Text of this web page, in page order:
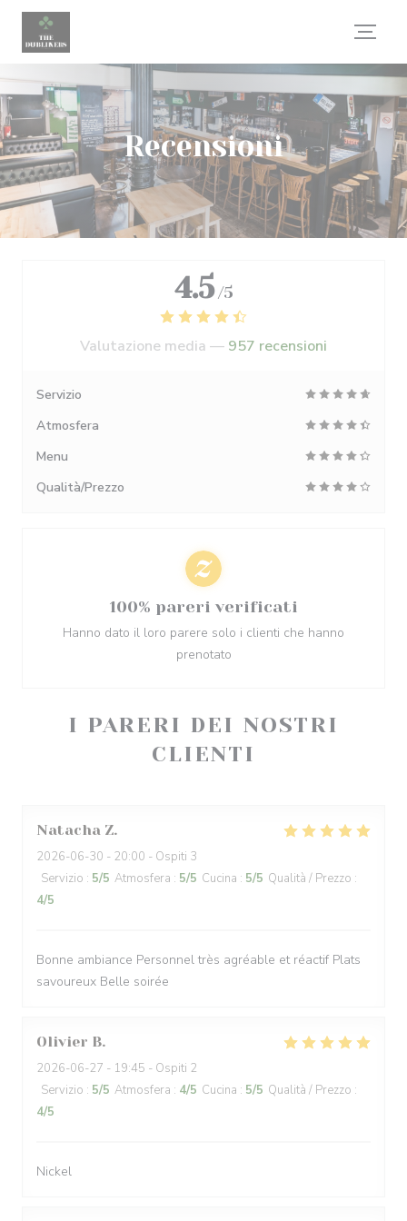
Personalizzazione delle tue scelte sui cookie
Recensioni
I PARERI DEI NOSTRI
CLIENTI
Natacha Z
2026-06-30 - 20:00 - Ospiti 3
Servizio : 5/5 Atmosfera : 5/5 Cucina : 5/5 Qualità / Prezzo :
4/5
Bonne ambiance Personnel très agréable et réactif Plats
savoureux Belle soirée
Olivier B
2026-06-27 - 19:45 - Ospiti 2
Servizio : 5/5 Atmosfera : 4/5 Cucina : 5/5 Qualità / Prezzo :
4/5
Nickel
4.5 /5
Valutazione media — 957 recensioni
Servizio
Atmosfera
Menu
Qualità/Prezzo
100% pareri verificati
Hanno dato il loro parere solo i clienti che hanno
prenotato